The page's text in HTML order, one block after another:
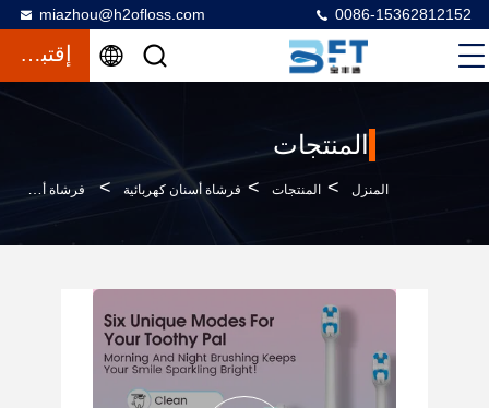
miazhou@h2ofloss.com 0086-15362812152
إقتباس
المنتجات
المنزل > المنتجات > فرشاة أسنان كهربائية > فرشاة أسنان كهربائية قابلة لإعادة الشحن